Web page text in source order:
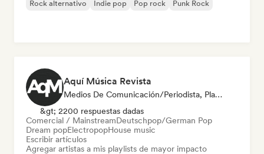
Rock alternativo Indie pop Pop rock Punk Rock
Aquí Música Revista
Medios De Comunicación/Periodista, Playlist Curator
&gt; 2200 respuestas dadas
Comercial / MainstreamDeutschpop/German Pop
Dream popElectropopHouse music
Escribir artículos
Agregar artistas a mis playlists de mayor impacto